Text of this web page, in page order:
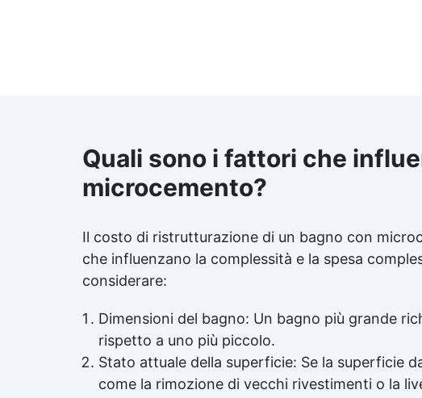
Quali sono i fattori che
microcemento?
Il costo di ristrutturazione di un bagno con
che influenzano la complessità e la spesa
considerare:
Dimensioni del bagno: Un bagno più grande
rispetto a uno più piccolo.
Stato attuale della superficie: Se la superficie
come la rimozione di vecchi rivestimenti o la